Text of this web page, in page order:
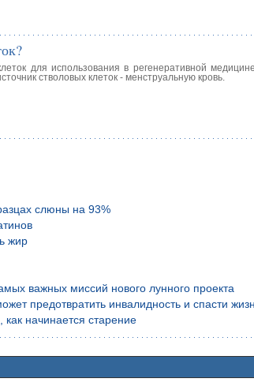
для использования в регенеративной
стволовых клеток - менструальную кровь.
слюны на 93%
жир
важных миссий нового лунного проекта
предотвратить инвалидность и спасти
начинается старение